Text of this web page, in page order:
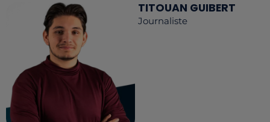
TITOUAN GUIBERT
Journaliste